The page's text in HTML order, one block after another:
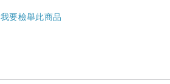
我要檢舉此商品